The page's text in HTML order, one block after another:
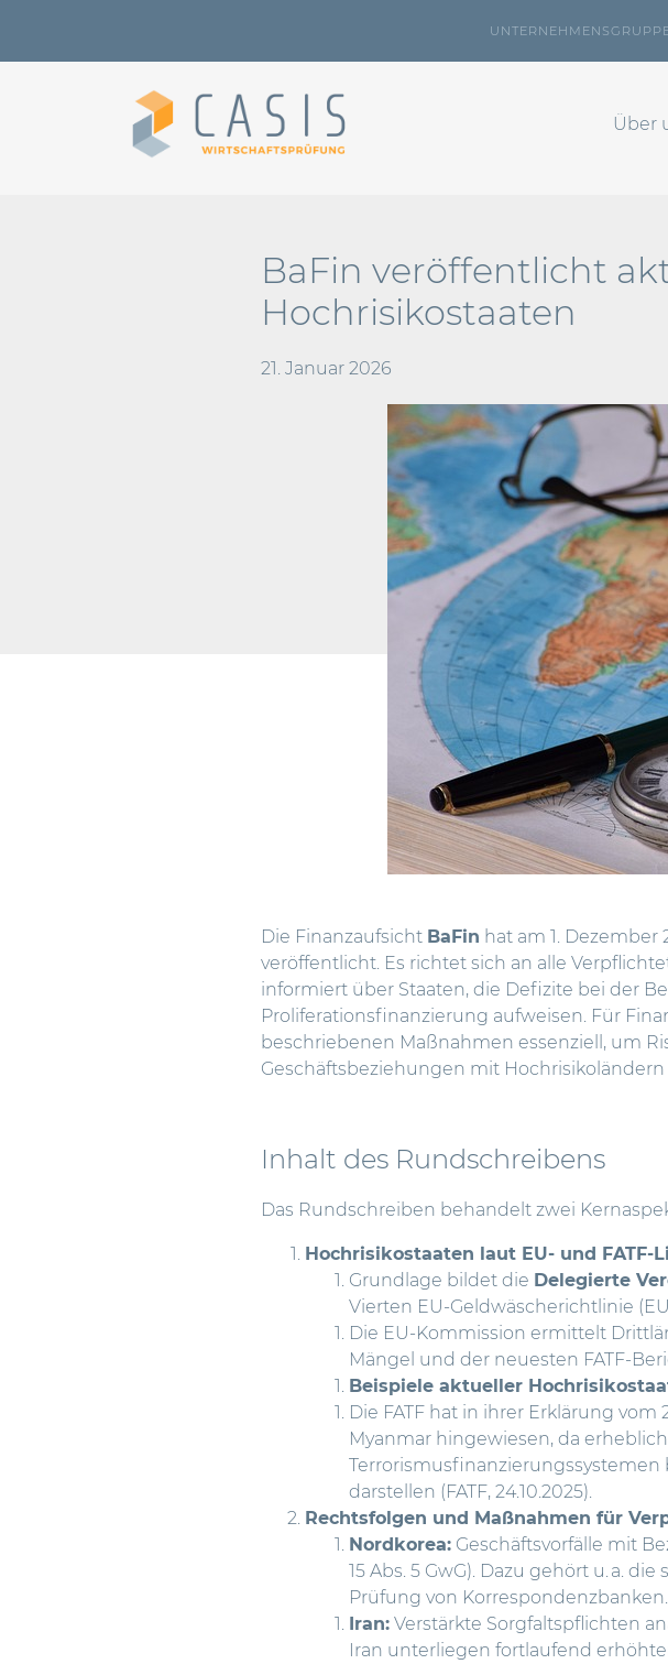
Über
BaFin veröffentlicht
Hochrisikostaaten
21. Januar 2026
Die Finanzaufsicht BaFin hat am 1. Dezember
veröffentlicht. Es richtet sich an alle
informiert über Staaten, die Defizite bei der
Proliferationsfinanzierung aufweisen. Für
beschriebenen Maßnahmen essenziell, um
Geschäftsbeziehungen mit
Inhalt des Rundschreibens
Das Rundschreiben behandelt zwei
Hochrisikostaaten laut EU- und FATF-
Grundlage bildet die Delegierte
Vierten EU-Geldwäscherichtlinie (EU
Die EU-Kommission ermittelt
Mängel und der neuesten FATF-
Beispiele aktueller
Die FATF hat in ihrer Erklärung
Myanmar hingewiesen, da
darstellen (FATF, 24.10.2025).
Rechtsfolgen und Maßnahmen für
Nordkorea: Geschäftsvorfälle mit
15 Abs. 5 GwG). Dazu gehört u. a.
Prüfung von Korrespondenzbanken.
Iran: Verstärkte Sorgfaltspflichten
Iran unterliegen fortlaufend